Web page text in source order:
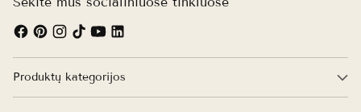
Produktų kategorijos